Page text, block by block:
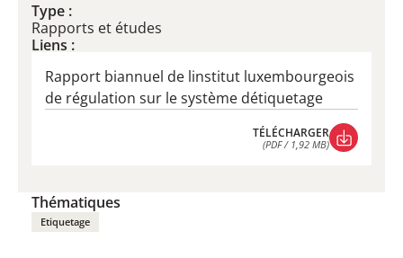
Type :
Rapports et études
Liens :
Rapport biannuel de linstitut luxembourgeois
de régulation sur le système détiquetage
TÉLÉCHARGER
(PDF / 1,92 MB)
Thématiques
Etiquetage